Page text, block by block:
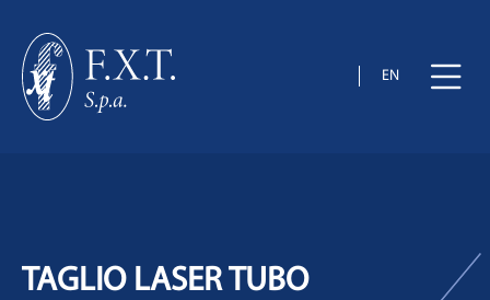
EN
TAGLIO LASER TUBO